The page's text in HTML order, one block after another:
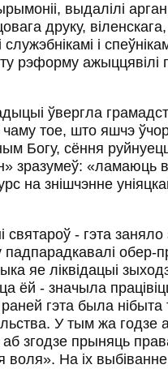
выдалілі
друку,
і
рэформу
ўвергла
тое, што яшчэ
Богу, сёння
зразумеў: «ламаюць
на знішчэнне
святароў - гэта
падпарадкавалі обер-
яе ліквідацыі
ёй - значыла
гэта была нібыта
У тым жа годзе
згодзе прыняць
воля». На іх